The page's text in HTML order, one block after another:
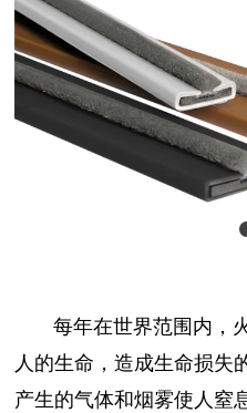
每年在世界范围内，火
人的生命，造成生命损失
产生的气体和烟雾使人窒